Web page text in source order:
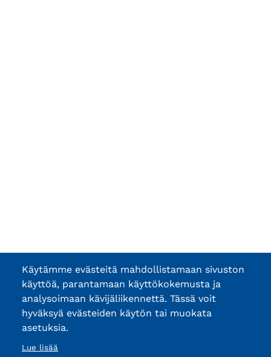
Käytämme evästeitä mahdollistamaan sivuston
käyttöä, parantamaan käyttökokemusta ja
analysoimaan kävijäliikennettä. Tässä voit
hyväksyä evästeiden käytön tai muokata
asetuksia.
Lue lisää